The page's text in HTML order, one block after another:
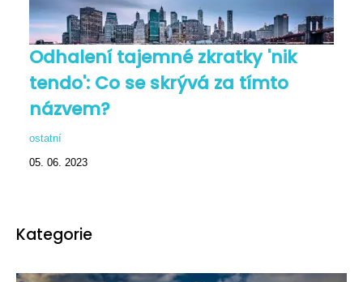
Odhalení tajemné zkratky 'nik
tendo': Co se skrývá za tímto
názvem?
ostatní
05. 06. 2023
Kategorie